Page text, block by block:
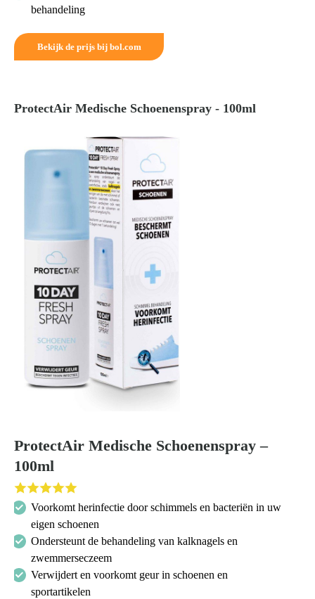
naar:
behandeling
Bekijk de prijs bij bol.com
ProtectAir Medische Schoenenspray - 100ml
ProtectAir Medische Schoenenspray –
100ml
Voorkomt herinfectie door schimmels en bacteriën in uw
eigen schoenen
Ondersteunt de behandeling van kalknagels en
zwemmerseczeem
Verwijdert en voorkomt geur in schoenen en
sportartikelen